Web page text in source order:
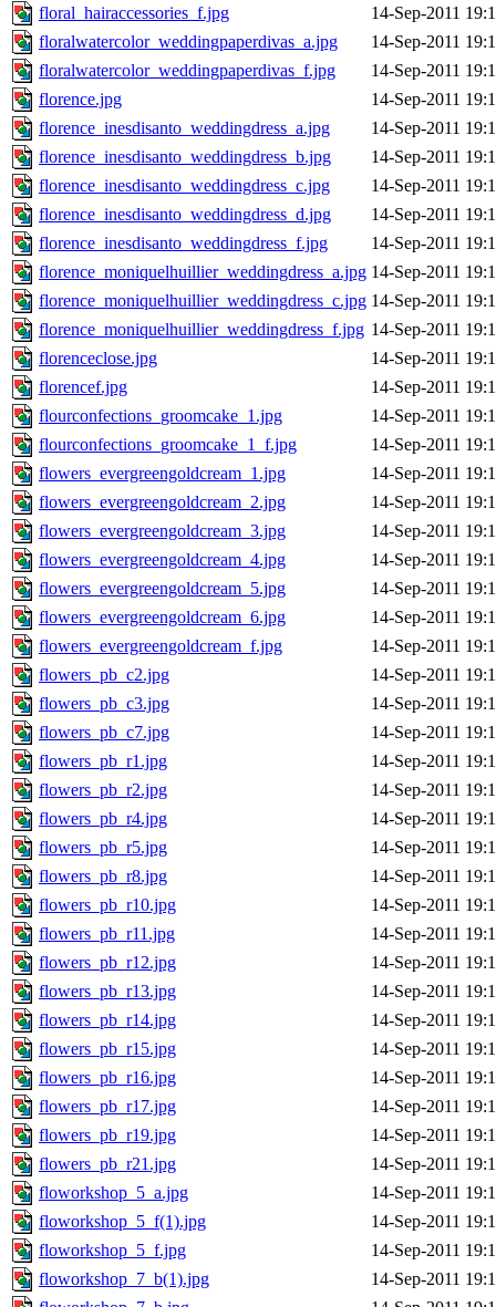
floral_hairaccessories_f.jpg
14-Sep-2011
floralwatercolor_weddingpaperdivas_a.jpg
14-Sep-2011
floralwatercolor_weddingpaperdivas_f.jpg
14-Sep-2011
florence.jpg
14-Sep-2011
florence_inesdisanto_weddingdress_a.jpg
14-Sep-2011
florence_inesdisanto_weddingdress_b.jpg
14-Sep-2011
florence_inesdisanto_weddingdress_c.jpg
14-Sep-2011
florence_inesdisanto_weddingdress_d.jpg
14-Sep-2011
florence_inesdisanto_weddingdress_f.jpg
14-Sep-2011
florence_moniquelhuillier_weddingdress_a.jpg 14-Sep-2011
florence_moniquelhuillier_weddingdress_c.jpg 14-Sep-2011
florence_moniquelhuillier_weddingdress_f.jpg 14-Sep-2011
florenceclose.jpg
14-Sep-2011
florencef.jpg
14-Sep-2011
flourconfections_groomcake_1.jpg
14-Sep-2011
flourconfections_groomcake_1_f.jpg
14-Sep-2011
flowers_evergreengoldcream_1.jpg
14-Sep-2011
flowers_evergreengoldcream_2.jpg
14-Sep-2011
flowers_evergreengoldcream_3.jpg
14-Sep-2011
flowers_evergreengoldcream_4.jpg
14-Sep-2011
flowers_evergreengoldcream_5.jpg
14-Sep-2011
flowers_evergreengoldcream_6.jpg
14-Sep-2011
flowers_evergreengoldcream_f.jpg
14-Sep-2011
flowers_pb_c2.jpg
14-Sep-2011
flowers_pb_c3.jpg
14-Sep-2011
flowers_pb_c7.jpg
14-Sep-2011
flowers_pb_r1.jpg
14-Sep-2011
flowers_pb_r2.jpg
14-Sep-2011
flowers_pb_r4.jpg
14-Sep-2011
flowers_pb_r5.jpg
14-Sep-2011
flowers_pb_r8.jpg
14-Sep-2011
flowers_pb_r10.jpg
14-Sep-2011
flowers_pb_r11.jpg
14-Sep-2011
flowers_pb_r12.jpg
14-Sep-2011
flowers_pb_r13.jpg
14-Sep-2011
flowers_pb_r14.jpg
14-Sep-2011
flowers_pb_r15.jpg
14-Sep-2011
flowers_pb_r16.jpg
14-Sep-2011
flowers_pb_r17.jpg
14-Sep-2011
flowers_pb_r19.jpg
14-Sep-2011
flowers_pb_r21.jpg
14-Sep-2011
floworkshop_5_a.jpg
14-Sep-2011
floworkshop_5_f(1).jpg
14-Sep-2011
floworkshop_5_f.jpg
14-Sep-2011
floworkshop_7_b(1).jpg
14-Sep-2011